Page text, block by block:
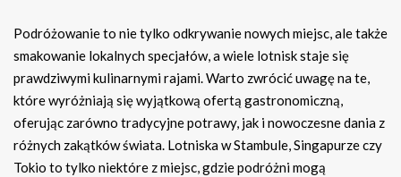
Podróżowanie to nie tylko odkrywanie nowych miejsc, ale także
smakowanie lokalnych specjałów, a wiele lotnisk staje się
prawdziwymi kulinarnymi rajami. Warto zwrócić uwagę na te,
które wyróżniają się wyjątkową ofertą gastronomiczną,
oferując zarówno tradycyjne potrawy, jak i nowoczesne dania z
różnych zakątków świata. Lotniska w Stambule, Singapurze czy
Tokio to tylko niektóre z miejsc, gdzie podróżni mogą